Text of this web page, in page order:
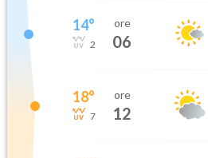
14°
2
ore
06
18°
7
ore
12